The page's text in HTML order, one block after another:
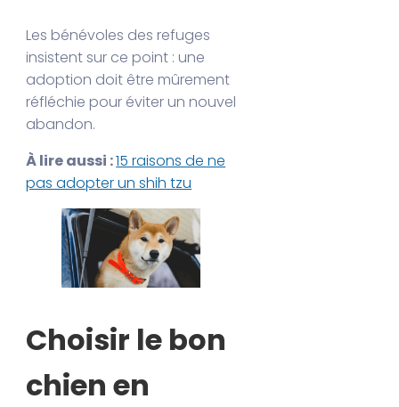
Les bénévoles des refuges
insistent sur ce point : une
adoption doit être mûrement
réfléchie pour éviter un nouvel
abandon.
À lire aussi :15 raisons de ne
pas adopter un shih tzu
Choisir le bon
chien en